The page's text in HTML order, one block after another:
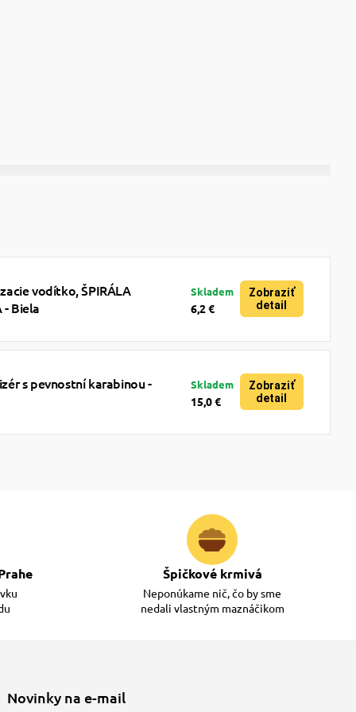
vodítko, ŠPIRÁLA
- Biela
Skladem
6,2 €
Zobraziť
detail
s pevnostní karabinou - Skladem
15,0 €
Zobraziť
detail
Špičkové krmivá
Neponúkame nič, čo by sme
nedali vlastným maznáčikom
Novinky na e-mail